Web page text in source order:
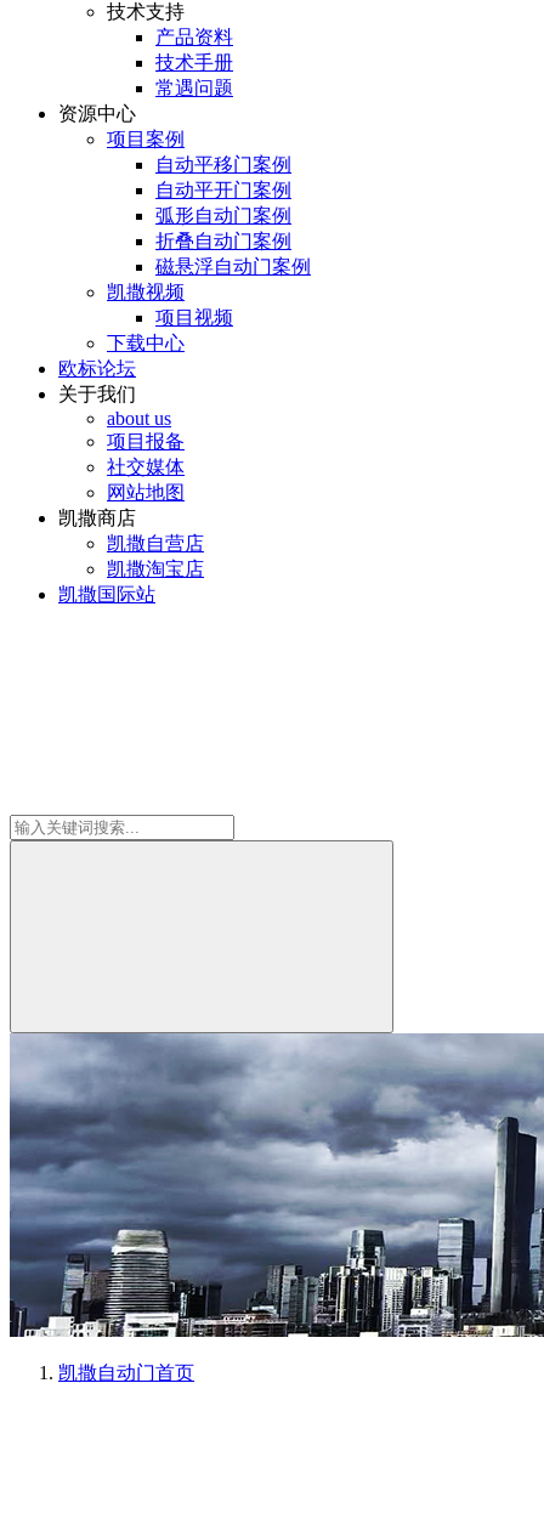
技术支持
产品资料
技术手册
常遇问题
资源中心
项目案例
自动平移门案例
自动平开门案例
弧形自动门案例
折叠自动门案例
磁悬浮自动门案例
凯撒视频
项目视频
下载中心
欧标论坛
关于我们
about us
项目报备
社交媒体
网站地图
凯撒商店
凯撒自营店
凯撒淘宝店
凯撒国际站
凯撒自动门首页